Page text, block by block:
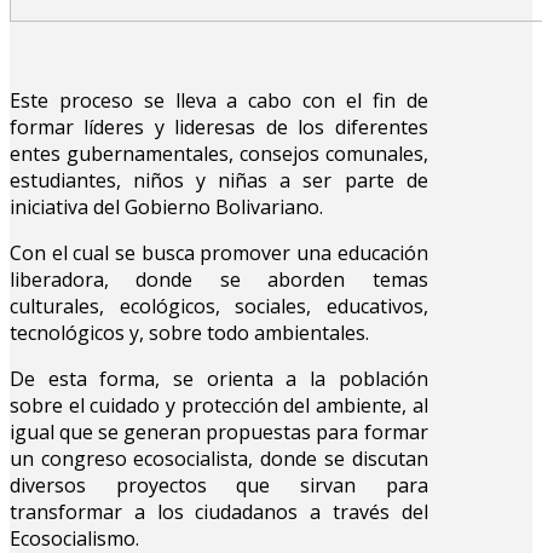
Este proceso se lleva a cabo con el fin de
formar líderes y lideresas de los diferentes
entes gubernamentales, consejos comunales,
estudiantes, niños y niñas a ser parte de
iniciativa del Gobierno Bolivariano.
Con el cual se busca promover una educación
liberadora, donde se aborden temas
culturales, ecológicos, sociales, educativos,
tecnológicos y, sobre todo ambientales.
De esta forma, se orienta a la población
sobre el cuidado y protección del ambiente, al
igual que se generan propuestas para formar
un congreso ecosocialista, donde se discutan
diversos proyectos que sirvan para
transformar a los ciudadanos a través del
Ecosocialismo.